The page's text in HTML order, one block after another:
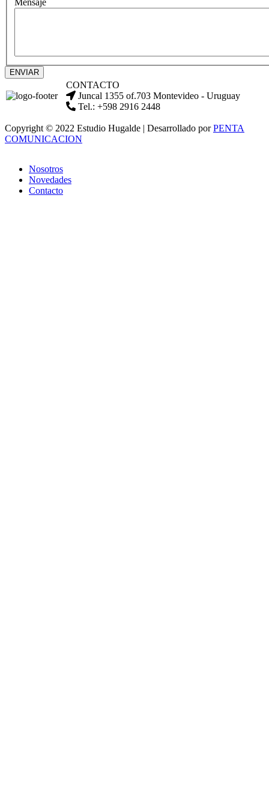
Mensaje
ENVIAR
CONTACTO
Juncal 1355 of.703 Montevideo - Uruguay
Tel.: +598 2916 2448
Copyright © 2022 Estudio Hugalde | Desarrollado porPENTA
COMUNICACION
Nosotros
Novedades
Contacto